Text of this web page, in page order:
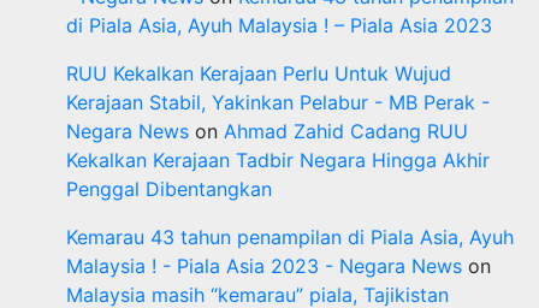
di Piala Asia, Ayuh Malaysia ! – Piala Asia 2023
RUU Kekalkan Kerajaan Perlu Untuk Wujud
Kerajaan Stabil, Yakinkan Pelabur - MB Perak -
Negara News on Ahmad Zahid Cadang RUU
Kekalkan Kerajaan Tadbir Negara Hingga Akhir
Penggal Dibentangkan
Kemarau 43 tahun penampilan di Piala Asia, Ayuh
Malaysia ! - Piala Asia 2023 - Negara News on
Malaysia masih “kemarau” piala, Tajikistan